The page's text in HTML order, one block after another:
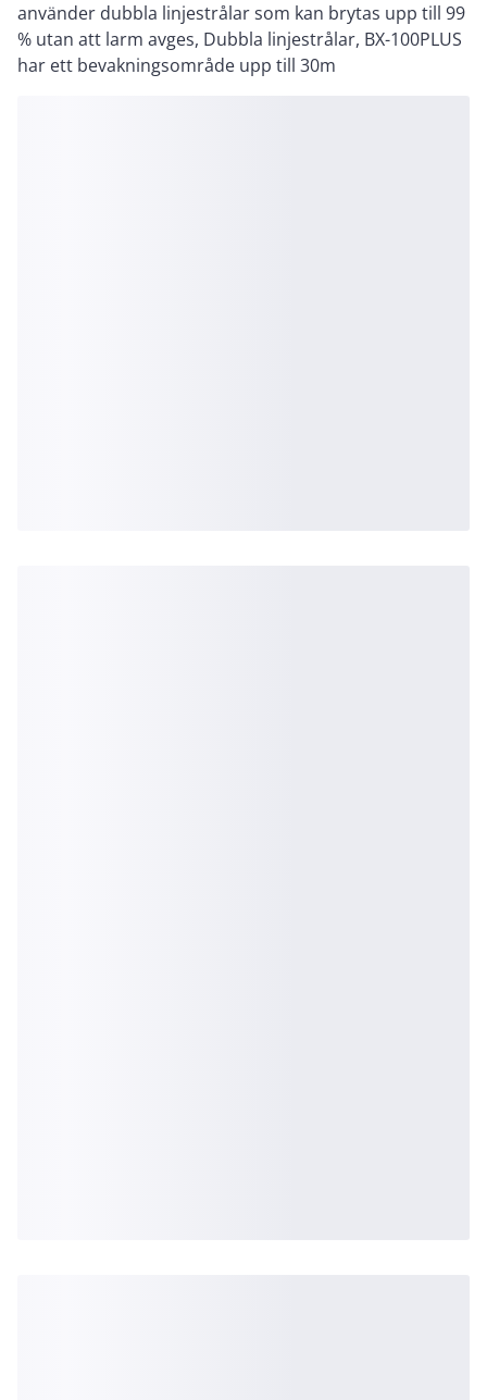
använder dubbla linjestrålar som kan brytas upp till 99
% utan att larm avges, Dubbla linjestrålar, BX-100PLUS
har ett bevakningsområde upp till 30m